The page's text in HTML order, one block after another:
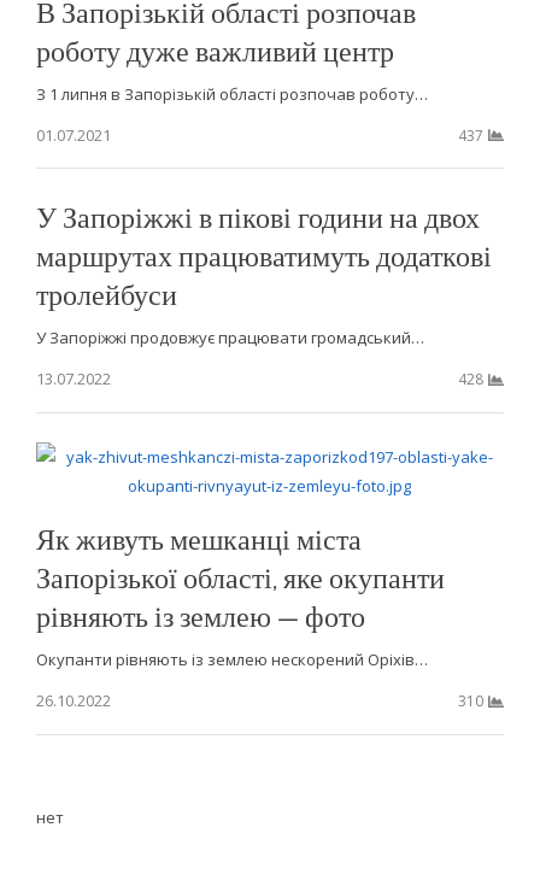
В Запорізькій області розпочав
роботу дуже важливий центр
З 1 липня в Запорізькій області розпочав роботу…
01.07.2021
437
У Запоріжжі в пікові години на двох
маршрутах працюватимуть додаткові
тролейбуси
У Запоріжжі продовжує працювати громадський…
13.07.2022
428
Як живуть мешканці міста
Запорізької області, яке окупанти
рівняють із землею — фото
Окупанти рівняють із землею нескорений Оріхів…
26.10.2022
310
нет